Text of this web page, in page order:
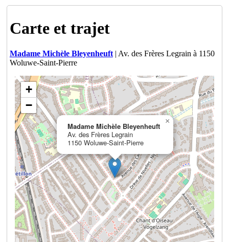
Carte et trajet
Madame Michèle Bleyenheuft| Av. des Frères Legrain à 1150
Woluwe-Saint-Pierre
Madame Michèle Bleyenheuft
Av. des Frères Legrain
1150 Woluwe-Saint-Pierre
×
+
−